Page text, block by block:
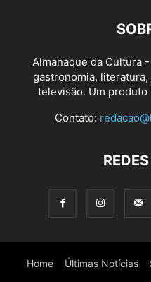
Almanaque da Cultura
gastronomia,
televisão. Um produto
Contato:
Home Últimas Notícias